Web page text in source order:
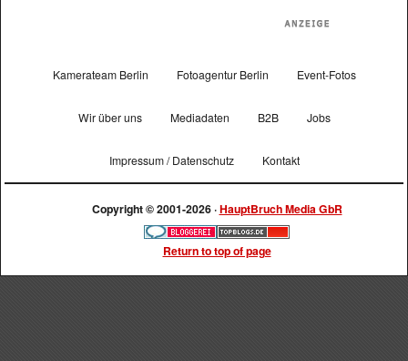
Kamerateam Berlin Fotoagentur Berlin Event-Fotos
Wir über uns Mediadaten B2B Jobs
Impressum / Datenschutz Kontakt
Copyright © 2001-2026 ·HauptBruch Media GbR
Return to top of page